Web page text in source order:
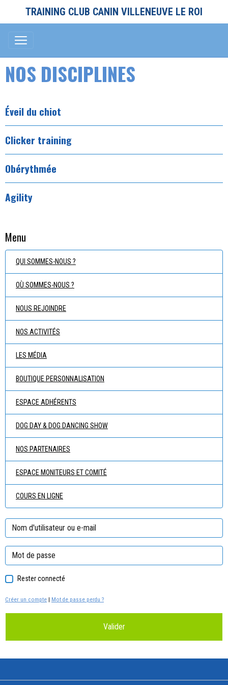
TRAINING CLUB CANIN VILLENEUVE LE ROI
NOS DISCIPLINES
Éveil du chiot
Clicker training
Obérythmée
Agility
Menu
QUI SOMMES-NOUS ?
OÙ SOMMES-NOUS ?
NOUS REJOINDRE
NOS ACTIVITÉS
LES MÉDIA
BOUTIQUE PERSONNALISATION
ESPACE ADHÉRENTS
DOG DAY & DOG DANCING SHOW
NOS PARTENAIRES
ESPACE MONITEURS ET COMITÉ
COURS EN LIGNE
Rester connecté
Créer un compte | Mot de passe perdu ?
Valider